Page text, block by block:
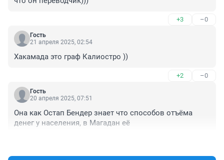
+3 –0
Гость
21 апреля 2025, 02:54
Хакамада это граф Калиостро ))
+2 –0
Гость
20 апреля 2025, 07:51
Она как Остап Бендер знает что способов отъёма
денег у населения, в Магадан её